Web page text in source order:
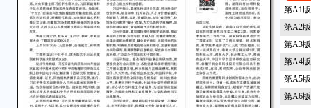
第A1
第A2
第A3
第A4
第A5
第A6